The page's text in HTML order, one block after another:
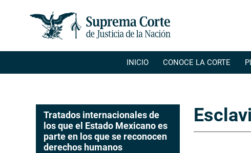
INICIO CONOCE LA CORTE
Tratados internacionales de
los que el Estado Mexicano es
parte en los que se reconocen
derechos humanos